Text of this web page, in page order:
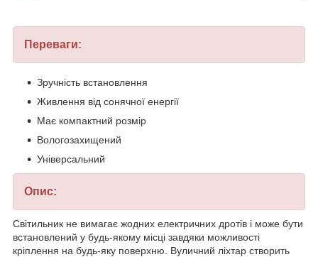
Переваги:
Зручність встановлення
Живлення від сонячної енергії
Має компактний розмір
Вологозахищений
Універсальний
Опис:
Світильник не вимагає жодних електричних дротів і може бути
встановлений у будь-якому місці завдяки можливості
кріплення на будь-яку поверхню. Вуличний ліхтар створить